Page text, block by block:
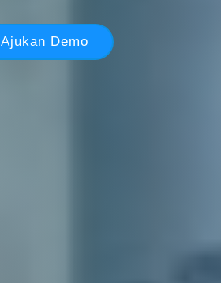
Ajukan Demo